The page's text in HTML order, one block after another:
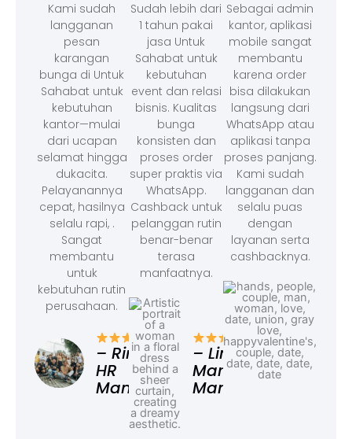
Kami sudah
langganan
pesan
karangan
bunga di Untuk
Sahabat untuk
kebutuhan
kantor—mulai
dari ucapan
selamat hingga
dukacita.
Pelayanannya
cepat, hasilnya
selalu rapi, .
Sangat
membantu
untuk
kebutuhan rutin
perusahaan.
– Rina,
HR
Manager
Sudah lebih dari
1 tahun pakai
jasa Untuk
Sahabat untuk
kebutuhan
event dan relasi
bisnis. Kualitas
bunga
konsisten dan
proses order
super praktis via
WhatsApp.
Cashback untuk
pelanggan rutin
benar-benar
terasa
manfaatnya.
– Linda,
Marketing
Manager
Sebagai admin
kantor, aplikasi
mobile sangat
membantu
karena order
bisa dilakukan
langsung dari
WhatsApp atau
aplikasi tanpa
proses panjang.
Kami sudah
langganan dan
selalu puas
dengan
layanan serta
cashbacknya.